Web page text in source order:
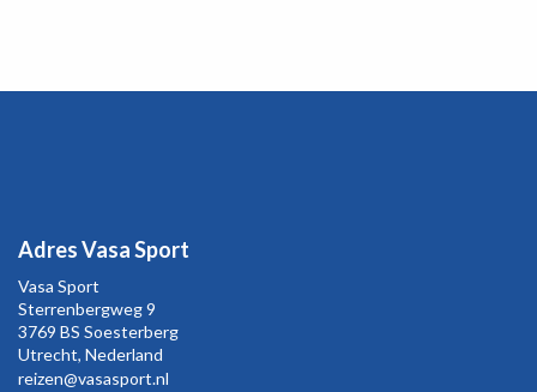
Adres Vasa Sport
Vasa Sport
Sterrenbergweg9
3769 BS Soesterberg
Utrecht, Nederland
reizen@vasasport.nl